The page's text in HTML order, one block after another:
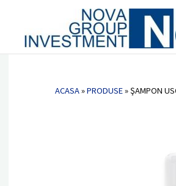
ACASA»PRODUSE»ŞAMPON